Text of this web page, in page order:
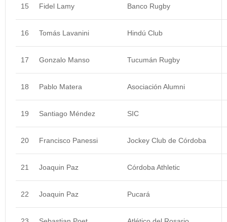
15 Fidel Lamy Banco Rugby
16 Tomás Lavanini Hindú Club
17 Gonzalo Manso Tucumán Rugby
18 Pablo Matera Asociación Alumni
19 Santiago Méndez SIC
20 Francisco Panessi Jockey Club de Córdoba
21 Joaquin Paz Córdoba Athletic
22 Joaquin Paz Pucará